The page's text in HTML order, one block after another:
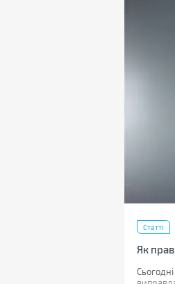
Статті
Як